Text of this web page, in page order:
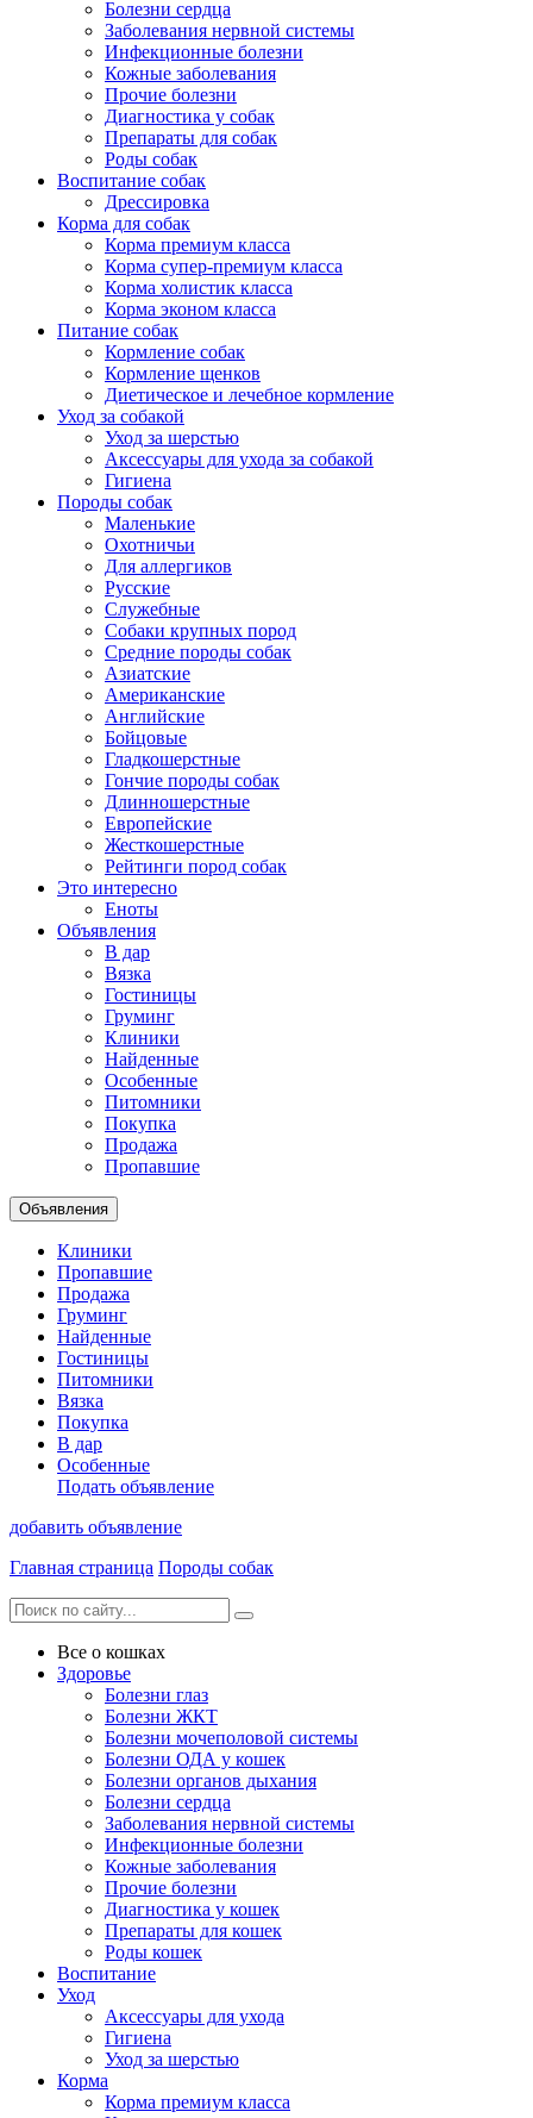
Болезни сердца
Заболевания нервной системы
Инфекционные болезни
Кожные заболевания
Прочие болезни
Диагностика у собак
Препараты для собак
Роды собак
Воспитание собак
Дрессировка
Корма для собак
Корма премиум класса
Корма супер-премиум класса
Корма холистик класса
Корма эконом класса
Питание собак
Кормление собак
Кормление щенков
Диетическое и лечебное кормление
Уход за собакой
Уход за шерстью
Аксессуары для ухода за собакой
Гигиена
Породы собак
Маленькие
Охотничьи
Для аллергиков
Русские
Служебные
Собаки крупных пород
Средние породы собак
Азиатские
Американские
Английские
Бойцовые
Гладкошерстные
Гончие породы собак
Длинношерстные
Европейские
Жесткошерстные
Рейтинги пород собак
Это интересно
Еноты
Объявления
В дар
Вязка
Гостиницы
Груминг
Клиники
Найденные
Особенные
Питомники
Покупка
Продажа
Пропавшие
Объявления
Клиники
Пропавшие
Продажа
Груминг
Найденные
Гостиницы
Питомники
Вязка
Покупка
В дар
Особенные
Подать объявление
добавить объявление
Главная страница Породы собак
Все о кошках
Здоровье
Болезни глаз
Болезни ЖКТ
Болезни мочеполовой системы
Болезни ОДА у кошек
Болезни органов дыхания
Болезни сердца
Заболевания нервной системы
Инфекционные болезни
Кожные заболевания
Прочие болезни
Диагностика у кошек
Препараты для кошек
Роды кошек
Воспитание
Уход
Аксессуары для ухода
Гигиена
Уход за шерстью
Корма
Корма премиум класса